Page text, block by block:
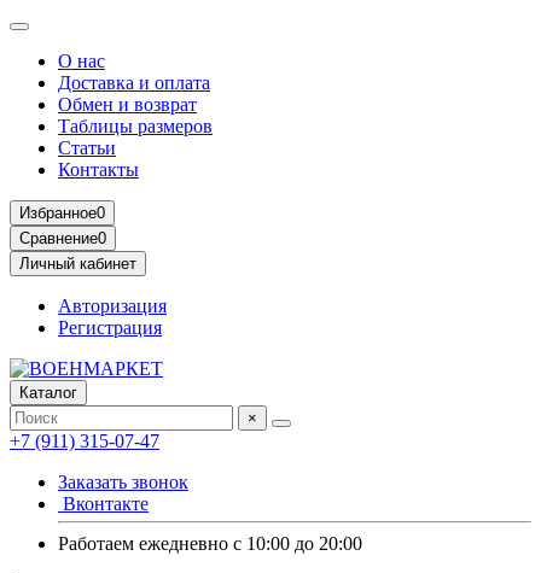
О нас
Доставка и оплата
Обмен и возврат
Таблицы размеров
Статьи
Контакты
Избранное0
Сравнение0
Личный кабинет
Авторизация
Регистрация
Каталог
×
+7 (911) 315-07-47
Заказать звонок
Вконтакте
Работаем ежедневно с 10:00 до 20:00